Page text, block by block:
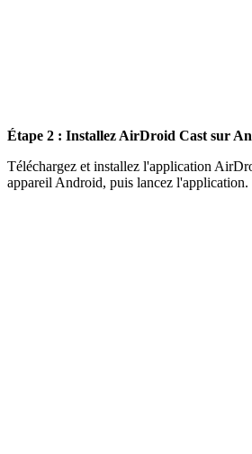
Étape 2 : Installez AirDroid Cast sur
Téléchargez et installez l'application
appareil Android, puis lancez l'application.